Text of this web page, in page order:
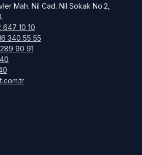
Mah. Nil Cad. Nil Sokak No:2,
647 10 10
340 55 55
90 91